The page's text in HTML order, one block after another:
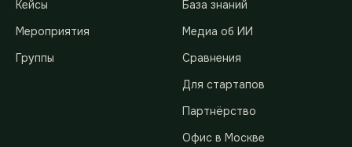
Кейсы
Мероприятия
Группы
База знаний
Медиа об ИИ
Сравнения
Для стартапов
Партнёрство
Офис в Москве